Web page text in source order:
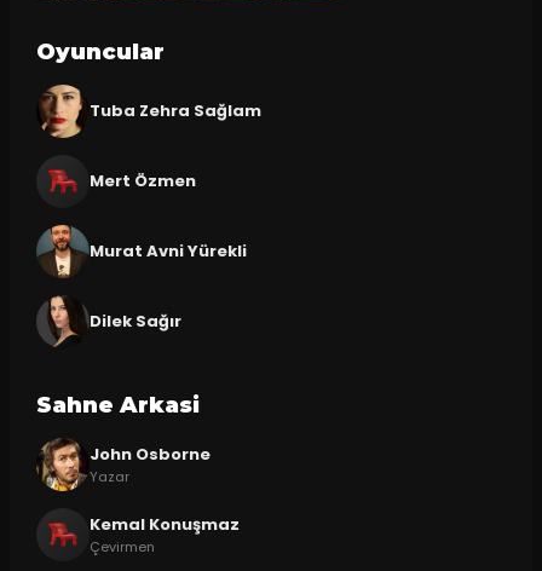
Oyuncular
Tuba Zehra Sağlam
Mert Özmen
Murat Avni Yürekli
Dilek Sağır
Sahne Arkasi
John Osborne
Yazar
Kemal Konuşmaz
Çevirmen